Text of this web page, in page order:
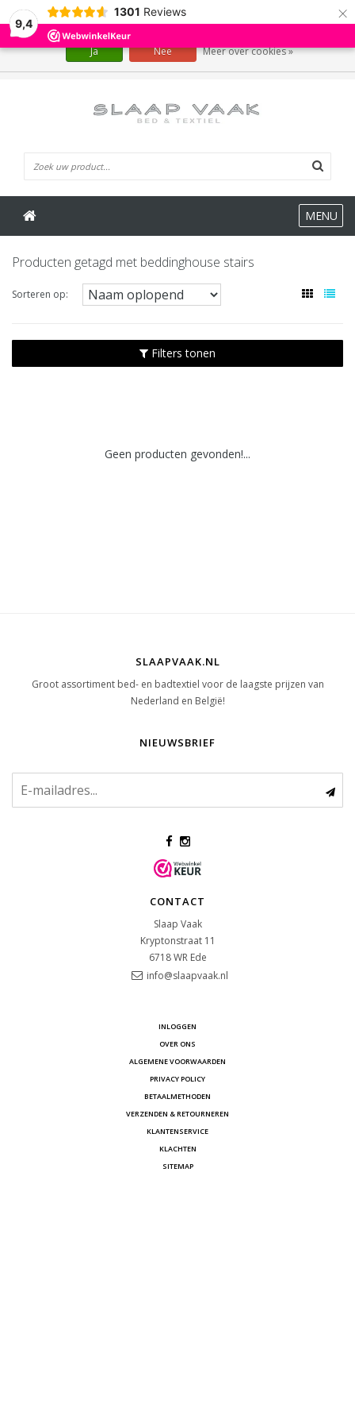
9,4
1301 Reviews ×
MENU
Producten getagd met beddinghouse stairs
Sorteren op:
Filters tonen
Geen producten gevonden!...
SLAAPVAAK.NL
Groot assortiment bed- en badtextiel voor de laagste prijzen van
Nederland en België!
NIEUWSBRIEF
CONTACT
Slaap Vaak
Kryptonstraat 11
6718 WR Ede
info@slaapvaak.nl
INLOGGEN
OVER ONS
ALGEMENE VOORWAARDEN
PRIVACY POLICY
BETAALMETHODEN
VERZENDEN & RETOURNEREN
KLANTENSERVICE
KLACHTEN
SITEMAP
Wij slaan cookies op om onze website te verbeteren. Is dat akkoord?
Ja Nee Meer over cookies »